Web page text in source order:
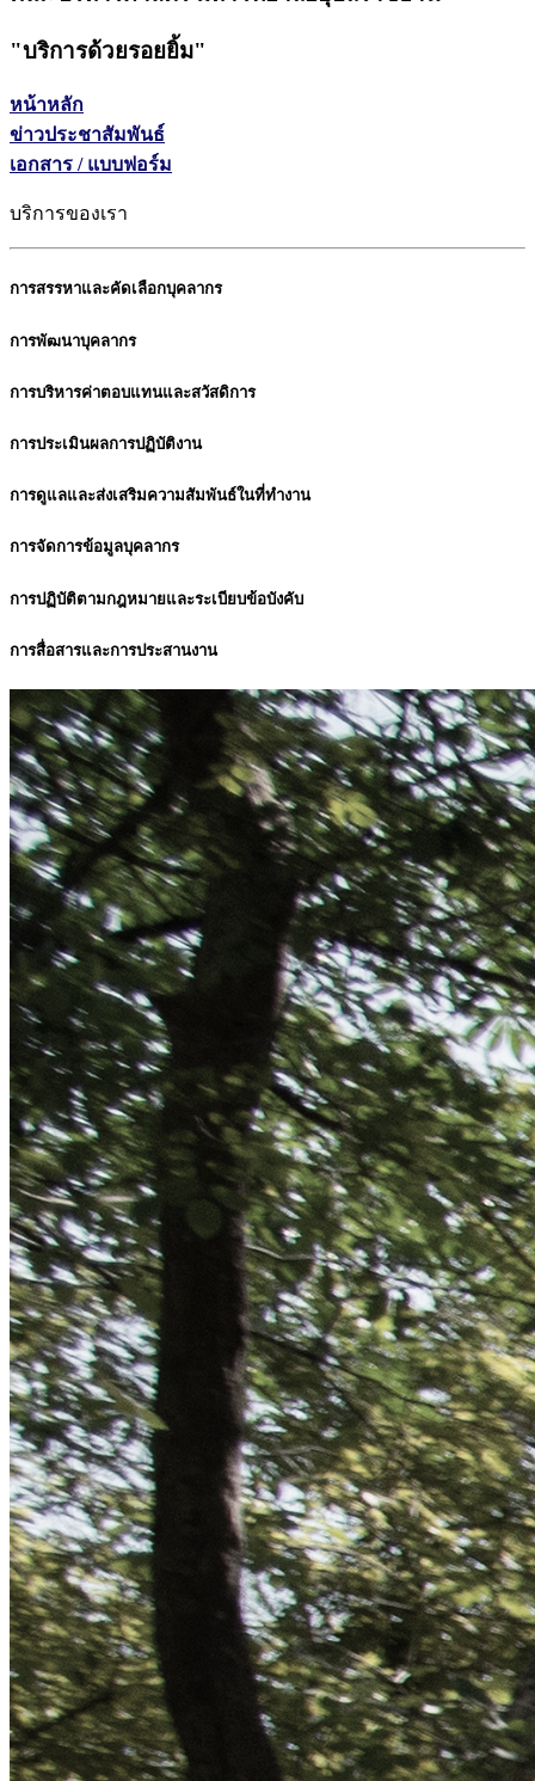
"บริการด้วยรอยยิ้ม"
หน้าหลัก
ข่าวประชาสัมพันธ์
เอกสาร / แบบฟอร์ม
บริการของเรา
การสรรหาและคัดเลือกบุคลากร
การพัฒนาบุคลากร
การบริหารค่าตอบแทนและสวัสดิการ
การประเมินผลการปฏิบัติงาน
การดูแลและส่งเสริมความสัมพันธ์ในที่ทำงาน
การจัดการข้อมูลบุคลากร
การปฏิบัติตามกฎหมายและระเบียบข้อบังคับ
การสื่อสารและการประสานงาน